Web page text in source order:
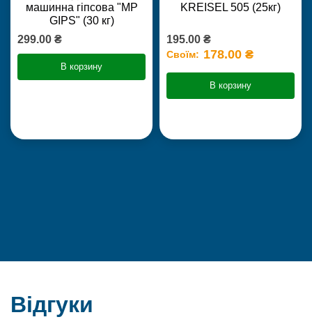
машинна гіпсова "MP
GIPS" (30 кг)
299.00 ₴
В корзину
KREISEL 505 (25кг)
195.00 ₴
Своїм: 178.00 ₴
В корзину
Відгуки